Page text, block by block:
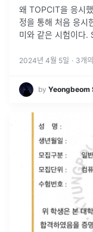
왜 TOPCIT을 응시했는가? 나에게 TOPCIT는
정을 통해 처음 응시
미와 같은 시험이다.
험을...
2024년 4월 5일 · 3개
by Yeongbeom